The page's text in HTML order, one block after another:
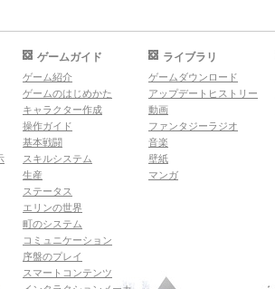
ゲームガイド
ゲーム紹介
ゲームのはじめかた
キャラクター作成
操作ガイド
基本戦闘
スキルシステム
生産
ステータス
エリンの世界
町のシステム
コミュニケーション
序盤のプレイ
スマートコンテンツ
ライブラリ
ゲームダウンロード
アップデートヒストリー
動画
ファンタジーラジオ
音楽
壁紙
マンガ